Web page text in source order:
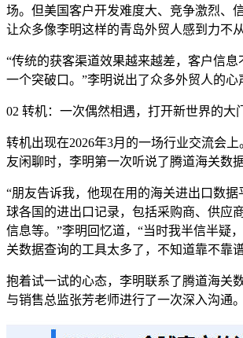
场。但美国客户开发难度大、竞争激烈、
让众多像李明这样的青岛外贸人感到力不从
“传统的获客渠道效果越来越差，客户信息
一个突破口。”李明说出了众多外贸人的心
02 转机：一次偶然相遇，打开新世界的大门
转机出现在2026年3月的一场行业交流会
友闲聊时，李明第一次听说了腾道海关数
“朋友告诉我，他现在用的海关进出口数
球各国的进出口记录，包括采购商、供应
信息等。”李明回忆道，“当时我半信半疑
关数据查询的工具太多了，不知道靠不靠
抱着试一试的心态，李明联系了腾道海关
与销售总监张芳老师进行了一次深入沟通。